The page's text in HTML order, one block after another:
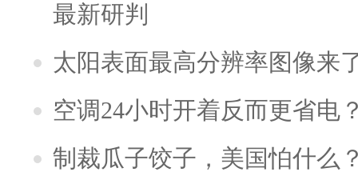
最新研判
太阳表面最高分辨率图像来
空调24小时开着反而更省电
制裁瓜子饺子，美国怕什么